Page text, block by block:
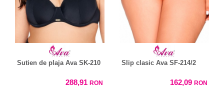
Sutien de plaja Ava SK-210
288,91 RON
Slip clasic Ava SF-214/2
162,09 RON